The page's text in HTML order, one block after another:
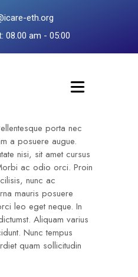
eth.org
08.00 am - 05:00
porta nec
a posuere augue.
nisi, sit amet cursus
ac odio orci. Proin
nunc ac
mauris posuere
leo eget neque. In
Aliquam varius
Nunc tempus
quam sollicitudin